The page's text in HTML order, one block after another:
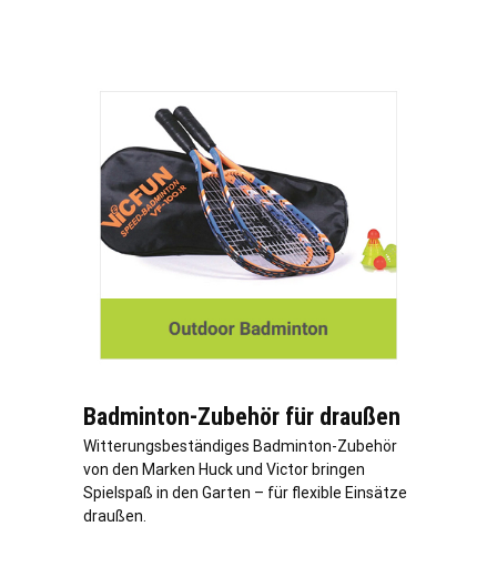
Badminton-Zubehör für draußen
Witterungsbeständiges Badminton-Zubehör
von den Marken Huck und Victor bringen
Spielspaß in den Garten – für flexible Einsätze
draußen.